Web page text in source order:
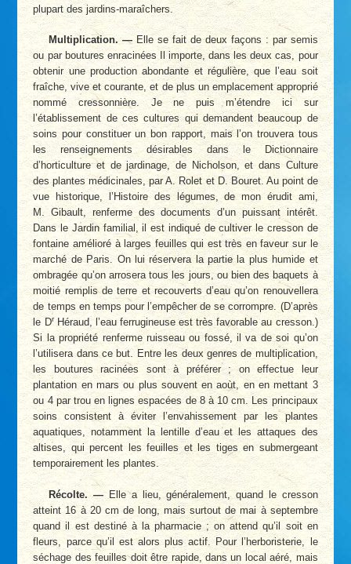
plupart des jardins-maraîchers.
Multiplication. — Elle se fait de deux façons : par semis
ou par boutures enracinées Il importe, dans les deux cas, pour
obtenir une production abondante et régulière, que l’eau soit
fraîche, vive et courante, et de plus un emplacement approprié
nommé cressonnière. Je ne puis m’étendre ici sur
l’établissement de ces cultures qui demandent beaucoup de
soins pour constituer un bon rapport, mais l’on trouvera tous
les renseignements désirables dans le Dictionnaire
d’horticulture et de jardinage, de Nicholson, et dans Culture
des plantes médicinales, par A. Rolet et D. Bouret. Au point de
vue historique, l’Histoire des légumes, de mon érudit ami,
M. Gibault, renferme des documents d’un puissant intérêt.
Dans le Jardin familial, il est indiqué de cultiver le cresson de
fontaine amélioré à larges feuilles qui est très en faveur sur le
marché de Paris. On lui réservera la partie la plus humide et
ombragée qu’on arrosera tous les jours, ou bien des baquets à
moitié remplis de terre et recouverts d’eau qu’on renouvellera
de temps en temps pour l’empêcher de se corrompre. (D’après
le DrHéraud, l’eau ferrugineuse est très favorable au cresson.)
Si la propriété renferme ruisseau ou fossé, il va de soi qu’on
l’utilisera dans ce but. Entre les deux genres de multiplication,
les boutures racinées sont à préférer ; on effectue leur
plantation en mars ou plus souvent en aoùt, en en mettant 3
ou 4 par trou en lignes espacées de 8 à 10 cm. Les principaux
soins consistent à éviter l’envahissement par les plantes
aquatiques, notamment la lentille d’eau et les attaques des
altises, qui percent les feuilles et les tiges en submergeant
temporairement les plantes.
Récolte. —Elle a lieu, généralement, quand le cresson
atteint 16 à 20 cm de long, mais surtout de mai à septembre
quand il est destiné à la pharmacie ; on attend qu’il soit en
fleurs, parce qu’il est alors plus actif. Pour l’herboristerie, le
séchage des feuilles doit être rapide, dans un local aéré, mais